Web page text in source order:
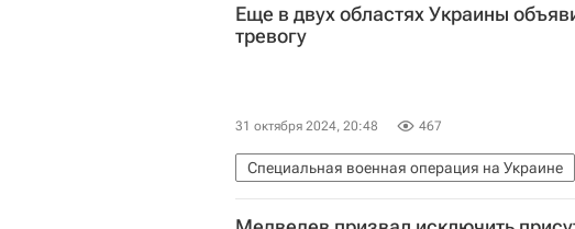
Еще в двух областях Украины
тревогу
31 октября 2024, 20:48 467
Специальная военная операция на Украине
Кировоградская область
Киевская